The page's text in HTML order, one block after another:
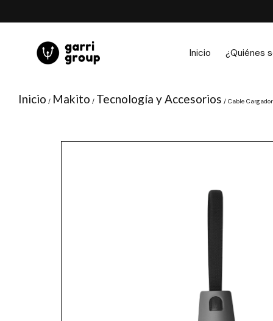
contenido
Inicio ¿Quiénes
Inicio / Makito / Tecnología y Accesorios / Cable